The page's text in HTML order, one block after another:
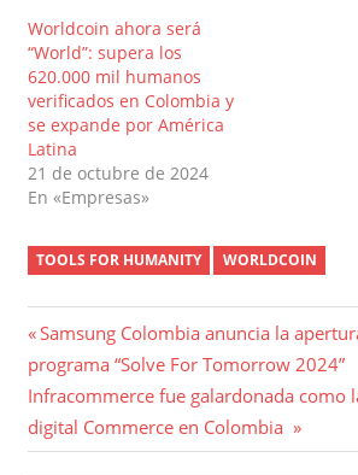
Worldcoin ahora será
“World”: supera los
620.000 mil humanos
verificados en Colombia y
se expande por América
Latina
21 de octubre de 2024
En «Empresas»
TOOLS FOR HUMANITY WORLDCOIN
Navegación
de
entradas
Entrada
anterior:
Samsung Colombia anuncia la
programa “Solve For Tomorrow 2024”
Entrada
siguiente:
Infracommerce fue galardonada como
digital Commerce en Colombia